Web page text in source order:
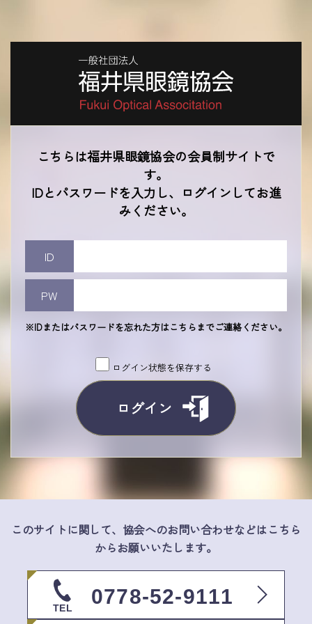
こちらは福井県眼鏡協会の会員制サイトで
す。
IDとパスワードを入力し、ログインしてお進
みください。
ID
PW
※IDまたはパスワードを忘れた方はこちら までご連絡ください。
ログイン状態を保存する
このサイトに関して、協会へのお問い合わせなどはこちら
からお願いいたします。